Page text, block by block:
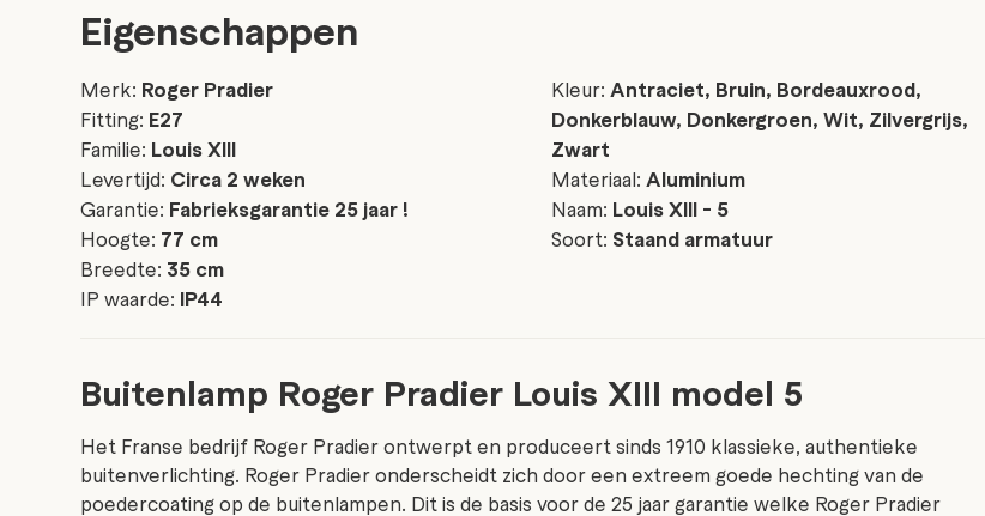
Eigenschappen
Merk: Roger Pradier
Fitting: E27
Familie: Louis XIII
Levertijd: Circa 2 weken
Garantie: Fabrieksgarantie 25 jaar !
Hoogte: 77 cm
Breedte: 35 cm
IP waarde: IP44
Kleur: Antraciet, Bruin, Bordeauxrood,
Donkerblauw, Donkergroen, Wit, Zilvergrijs,
Zwart
Materiaal: Aluminium
Naam: Louis XIII - 5
Soort: Staand armatuur
Buitenlamp Roger Pradier Louis XIII model 5
Het Franse bedrijf Roger Pradier ontwerpt en produceert sinds 1910 klassieke, authentieke
buitenverlichting. Roger Pradier onderscheidt zich door een extreem goede hechting van de
poedercoating op de buitenlampen. Dit is de basis voor de 25 jaar garantie welke Roger Pradier